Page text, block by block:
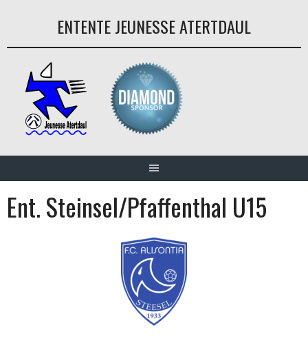
ENTENTE JEUNESSE ATERTDAUL
Ent. Steinsel/Pfaffenthal U15